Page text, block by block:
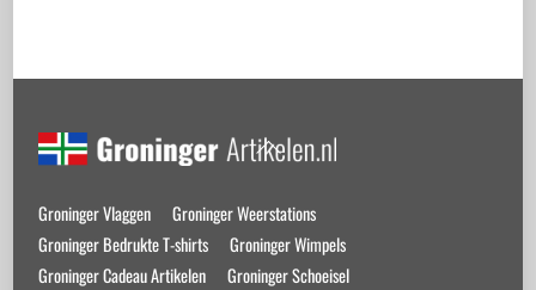
Back
Top
Groninger Vlaggen
Groninger Weerstations
Groninger Bedrukte T-shirts
Groninger Wimpels
Groninger Cadeau Artikelen
Groninger Schoeisel